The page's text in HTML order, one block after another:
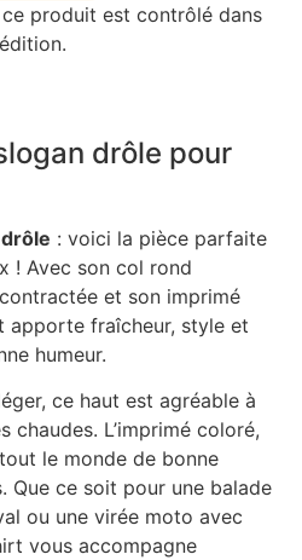
ce produit est contrôlé dans
drôle pour
: voici la pièce parfaite
! Avec son col rond
et son imprimé
apporte fraîcheur, style et
humeur.
ce haut est agréable à
chaudes. L’imprimé coloré,
le monde de bonne
Que ce soit pour une balade
ou une virée moto avec
vous accompagne